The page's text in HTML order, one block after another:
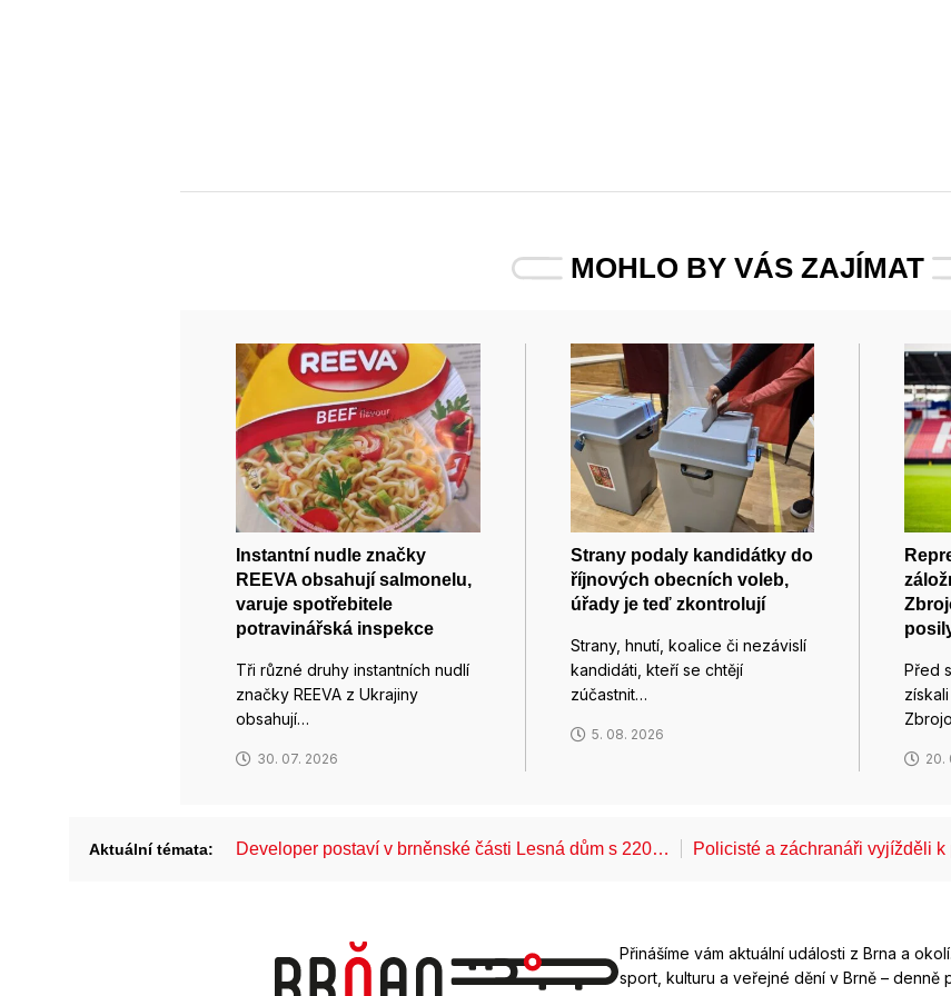
MOHLO BY VÁS ZAJÍMAT
Instantní nudle značky
REEVA obsahují salmonelu,
varuje spotřebitele
potravinářská inspekce
Tři různé druhy instantních nudlí
značky REEVA z Ukrajiny
obsahují…
30. 07. 2026
Strany podaly kandidátky do
říjnových obecních voleb,
úřady je teď zkontrolují
Strany, hnutí, koalice či nezávislí
kandidáti, kteří se chtějí
zúčastnit…
5. 08. 2026
Před
20.
Aktuální témata: Developer postaví v brněnské části Lesná dům s 220… Policisté a záchranáři vyjížděli
Přinášíme vám aktuální události z Brna a
sport, kulturu a veřejné dění v Brně – denně